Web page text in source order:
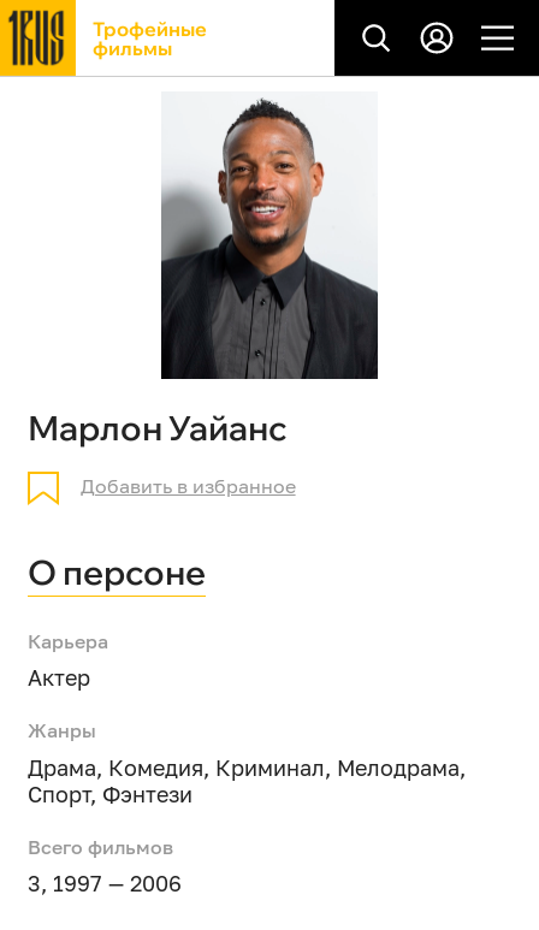
Трофейные
фильмы
Марлон Уайанс
Добавить в избранное
О персоне
Карьера
Актер
Жанры
Драма, Комедия, Криминал, Мелодрама,
Спорт, Фэнтези
Всего фильмов
3, 1997 — 2006